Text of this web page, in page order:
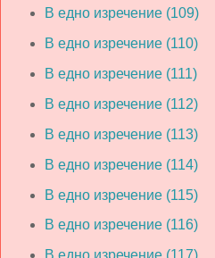
В едно изречение (109)
В едно изречение (110)
В едно изречение (111)
В едно изречение (112)
В едно изречение (113)
В едно изречение (114)
В едно изречение (115)
В едно изречение (116)